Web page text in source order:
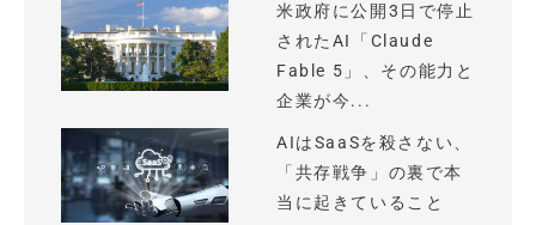
米政府に公開3日で停止
されたAI「Claude
Fable 5」、その能力と
企業が今...
AIはSaaSを殺さない、
「共存戦争」の裏で本
当に起きていること